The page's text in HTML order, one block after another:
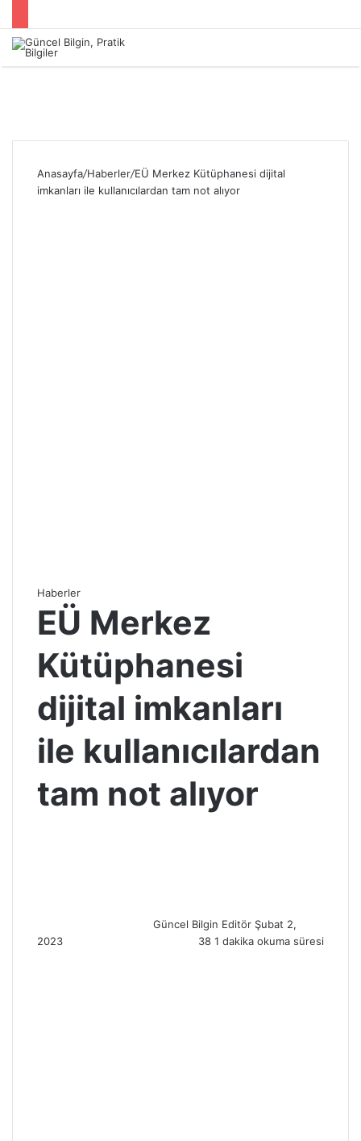
Anasayfa/Haberler/EÜ Merkez Kütüphanesi dijital
imkanları ile kullanıcılardan tam not alıyor
Haberler
EÜ Merkez
Kütüphanesi
dijital imkanları
ile kullanıcılardan
tam not alıyor
Güncel Bilgin Editör e
m
Şubat 2,
2023
38 1 dakika okuma süresi